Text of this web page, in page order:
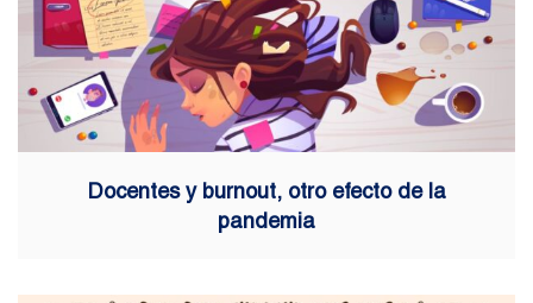
Docentes y burnout, otro efecto de la
pandemia